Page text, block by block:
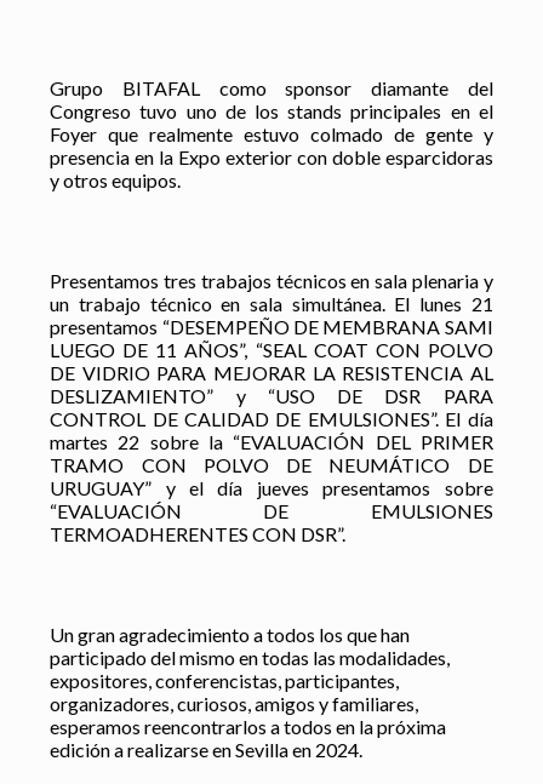
Grupo BITAFAL como sponsor diamante del
Congreso tuvo uno de los stands principales en el
Foyer que realmente estuvo colmado de gente y
presencia en la Expo exterior con doble esparcidoras
y otros equipos.
Presentamos tres trabajos técnicos en sala plenaria y
un trabajo técnico en sala simultánea. El lunes 21
presentamos “DESEMPEÑO DE MEMBRANA SAMI
LUEGO DE 11 AÑOS”, “SEAL COAT CON POLVO
DE VIDRIO PARA MEJORAR LA RESISTENCIA AL
DESLIZAMIENTO” y “USO DE DSR PARA
CONTROL DE CALIDAD DE EMULSIONES”. El día
martes 22 sobre la “EVALUACIÓN DEL PRIMER
TRAMO CON POLVO DE NEUMÁTICO DE
URUGUAY” y el día jueves presentamos sobre
“EVALUACIÓN DE EMULSIONES
TERMOADHERENTES CON DSR”.
Un gran agradecimiento a todos los que han
participado del mismo en todas las modalidades,
expositores, conferencistas, participantes,
organizadores, curiosos, amigos y familiares,
esperamos reencontrarlos a todos en la próxima
edición a realizarse en Sevilla en 2024.